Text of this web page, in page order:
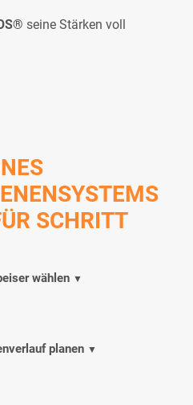
seine Stärken voll
SCHRITT
wählen ▼
planen ▼